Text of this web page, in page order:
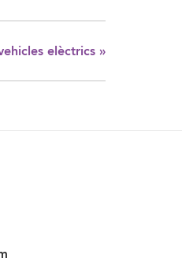
elèctrics »